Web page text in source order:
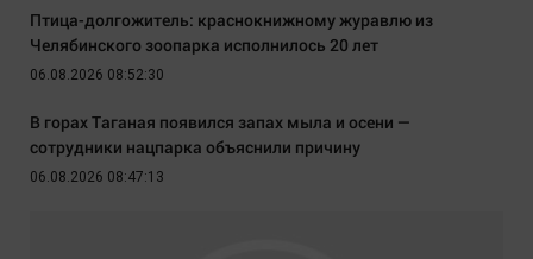
Птица-долгожитель: краснокнижному журавлю из
Челябинского зоопарка исполнилось 20 лет
06.08.2026 08:52:30
В горах Таганая появился запах мыла и осени —
сотрудники нацпарка объяснили причину
06.08.2026 08:47:13